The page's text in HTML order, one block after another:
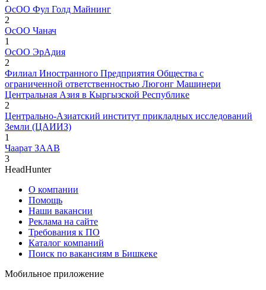
ОсОО Фул Голд Майнинг
2
ОсОО Чанач
1
ОсОО ЭрАдия
2
Филиал Иностранного Предприятия Общества с
ограниченной ответственностью Люгонг Машинери
Центральная Азия в Кыргызской Республике
2
Центрально-Азиатский институт прикладных исследований
Земли (ЦАИИЗ)
1
Чаарат ЗААВ
3
HeadHunter
О компании
Помощь
Наши вакансии
Реклама на сайте
Требования к ПО
Каталог компаний
Поиск по вакансиям в Бишкеке
Мобильное приложение